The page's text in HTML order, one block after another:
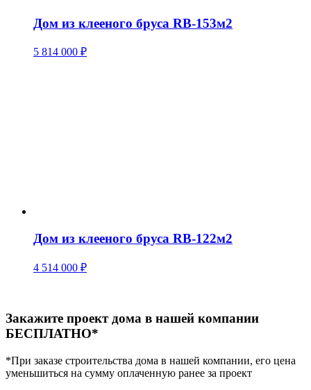
Дом из клееного бруса RB-153м2
5 814 000 ₽
Дом из клееного бруса RB-122м2
4 514 000 ₽
Закажите проект дома в нашей компании
БЕСПЛАТНО*
*При заказе строительства дома в нашей компании, его цена
уменьшиться на сумму оплаченную ранее за проект